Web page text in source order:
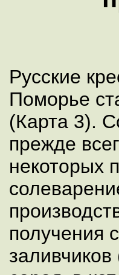
Русские
Поморье
(Карта 3).
прежде
некоторых
получения